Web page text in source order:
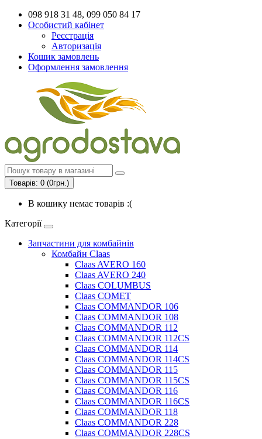
098 918 31 48, 099 050 84 17
Особистий кабінет
Реєстрація
Авторизація
Кошик замовлень
Оформлення замовлення
Товарів: 0 (0грн.)
В кошику немає товарів :(
Категорії
Запчастини для комбайнів
Комбайн Claas
Claas AVERO 160
Claas AVERO 240
Claas COLUMBUS
Claas COMET
Claas COMMANDOR 106
Claas COMMANDOR 108
Claas COMMANDOR 112
Claas COMMANDOR 112CS
Claas COMMANDOR 114
Claas COMMANDOR 114CS
Claas COMMANDOR 115
Claas COMMANDOR 115CS
Claas COMMANDOR 116
Claas COMMANDOR 116CS
Claas COMMANDOR 118
Claas COMMANDOR 228
Claas COMMANDOR 228CS